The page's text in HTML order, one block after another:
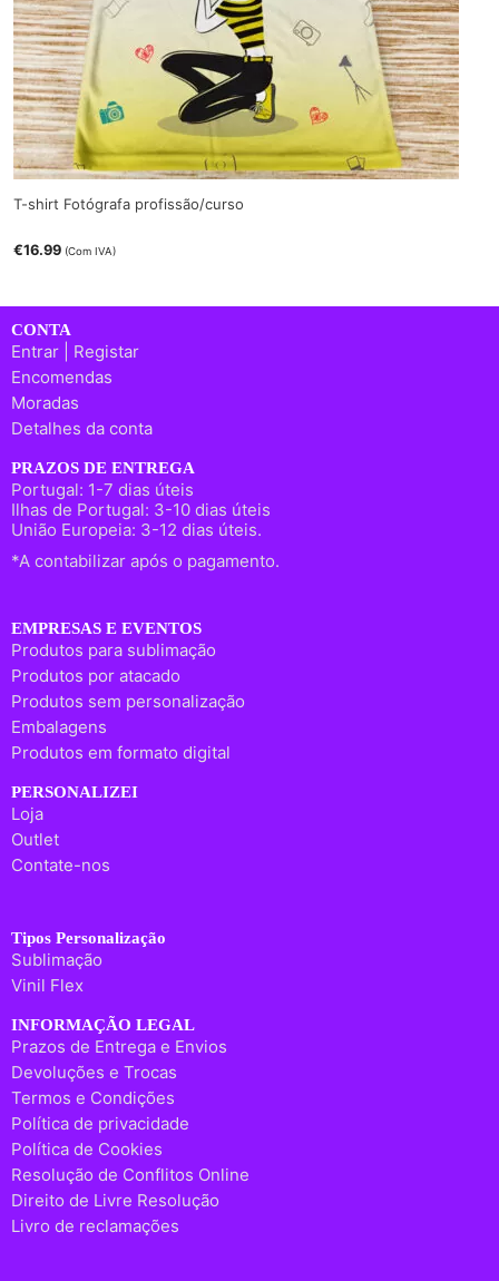
T-shirt Fotógrafa profissão/curso
€16.99 (Com IVA)
CONTA
Entrar | Registar
Encomendas
Moradas
Detalhes da conta
PRAZOS DE ENTREGA
Portugal: 1-7 dias úteis
Ilhas de Portugal: 3-10 dias úteis
União Europeia: 3-12 dias úteis.
*A contabilizar após o pagamento.
EMPRESAS E EVENTOS
Produtos para sublimação
Produtos por atacado
Produtos sem personalização
Embalagens
Produtos em formato digital
PERSONALIZEI
Loja
Outlet
Contate-nos
Tipos Personalização
Sublimação
Vinil Flex
INFORMAÇÃO LEGAL
Prazos de Entrega e Envios
Devoluções e Trocas
Termos e Condições
Política de privacidade
Política de Cookies
Resolução de Conflitos Online
Direito de Livre Resolução
Livro de reclamações